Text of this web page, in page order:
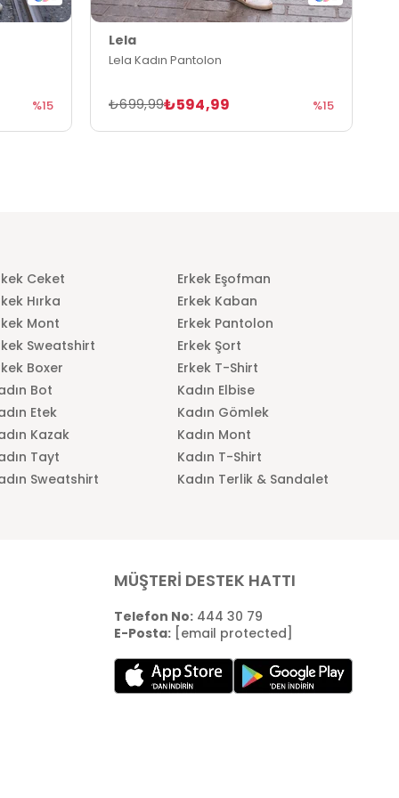
%15
Lela
Lela Kadın Pantolon
₺594,99
₺699,99 %15
Ceket
Erkek Eşofman
Hırka
Erkek Kaban
Mont
Erkek Pantolon
Sweatshirt
Erkek Şort
Boxer
Erkek T-Shirt
Bot
Kadın Elbise
Etek
Kadın Gömlek
Kazak
Kadın Mont
Tayt
Kadın T-Shirt
Sweatshirt Kadın Terlik & Sandalet
MÜŞTERİ DESTEK HATTI
Telefon No:444 30 79
E-Posta: [email protected]